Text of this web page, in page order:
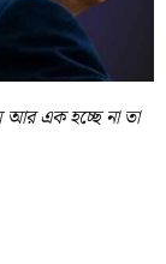
আর এক হচ্ছে না তা